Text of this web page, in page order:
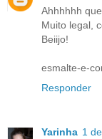
Ahhhhhh
Muito legal,
Beiijo!
esmalte-e-
Responder
Yarinha 1